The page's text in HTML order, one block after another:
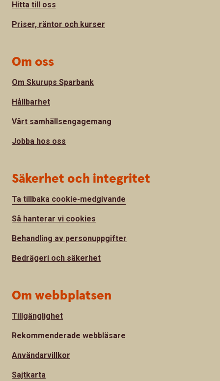
Hitta till oss
Priser, räntor och kurser
Om oss
Om Skurups Sparbank
Hållbarhet
Vårt samhällsengagemang
Jobba hos oss
Säkerhet och integritet
Ta tillbaka cookie-medgivande
Så hanterar vi cookies
Behandling av personuppgifter
Bedrägeri och säkerhet
Om webbplatsen
Tillgänglighet
Rekommenderade webbläsare
Användarvillkor
Sajtkarta